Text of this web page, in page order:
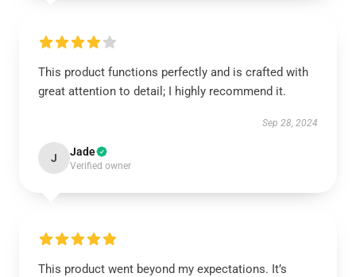
This product functions perfectly and is crafted with
great attention to detail; I highly recommend it.
Sep 28, 2024
J Jade
Verified owner
This product went beyond my expectations. It’s